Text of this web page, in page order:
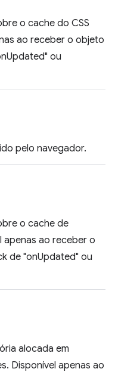
o cache do CSS
ao receber o objeto
ou
pelo navegador.
o cache de
apenas ao receber o
de "onUpdated" ou
alocada em
Disponível apenas ao